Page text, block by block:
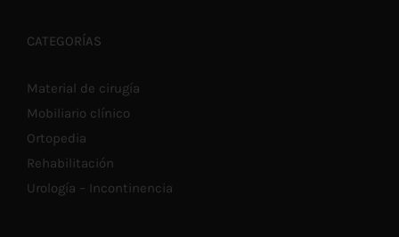
CATEGORÍAS
Material de cirugía
Mobiliario clínico
Ortopedia
Rehabilitación
Urología – Incontinencia